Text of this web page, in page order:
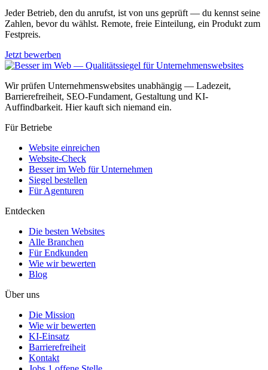
Jeder Betrieb, den du anrufst, ist von uns geprüft — du kennst seine
Zahlen, bevor du wählst. Remote, freie Einteilung, ein Produkt zum
Festpreis.
Jetzt bewerben
Wir prüfen Unternehmenswebsites unabhängig — Ladezeit,
Barrierefreiheit, SEO-Fundament, Gestaltung und KI-
Auffindbarkeit. Hier kauft sich niemand ein.
Für Betriebe
Website einreichen
Website-Check
Besser im Web für Unternehmen
Siegel bestellen
Für Agenturen
Entdecken
Die besten Websites
Alle Branchen
Für Endkunden
Wie wir bewerten
Blog
Über uns
Die Mission
Wie wir bewerten
KI-Einsatz
Barrierefreiheit
Kontakt